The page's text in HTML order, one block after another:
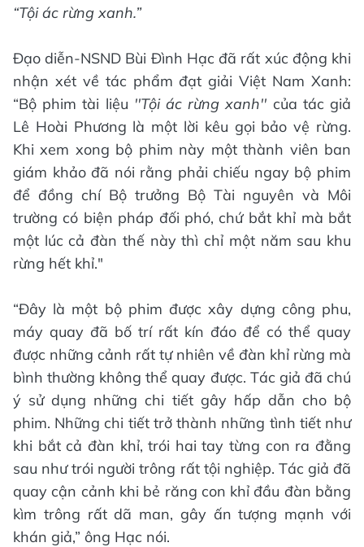
“Tội ác rừng xanh.”
Đạo diễn-NSND Bùi Đình Hạc đã rất xúc động khi
nhận xét về tác phẩm đạt giải Việt Nam Xanh:
“Bộ phim tài liệu ''Tội ác rừng xanh'' của tác giả
Lê Hoài Phương là một lời kêu gọi bảo vệ rừng.
Khi xem xong bộ phim này một thành viên ban
giám khảo đã nói rằng phải chiếu ngay bộ phim
để đồng chí Bộ trưởng Bộ Tài nguyên và Môi
trường có biện pháp đối phó, chứ bắt khỉ mà bắt
một lúc cả đàn thế này thì chỉ một năm sau khu
rừng hết khỉ."
“Đây là một bộ phim được xây dựng công phu,
máy quay đã bố trí rất kín đáo để có thể quay
được những cảnh rất tự nhiên về đàn khỉ rừng mà
bình thường không thể quay được. Tác giả đã chú
ý sử dụng những chi tiết gây hấp dẫn cho bộ
phim. Những chi tiết trở thành những tình tiết như
khi bắt cả đàn khỉ, trói hai tay từng con ra đằng
sau như trói người trông rất tội nghiệp. Tác giả đã
quay cận cảnh khi bẻ răng con khỉ đầu đàn bằng
kìm trông rất dã man, gây ấn tượng mạnh với
khán giả,” ông Hạc nói.